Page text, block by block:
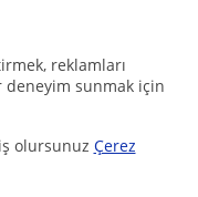
reklamları
deneyim sunmak için
olursunuz Çerez
sağla